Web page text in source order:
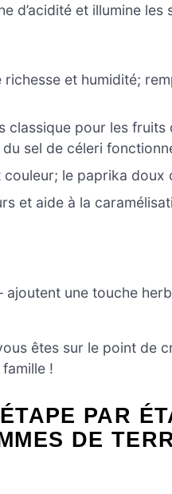
d’acidité et illumine
et humidité;
classique pour les
sel de céleri
couleur; le paprika
et aide à la
ajoutent une touche
êtes sur le point de
!
PAR
DE